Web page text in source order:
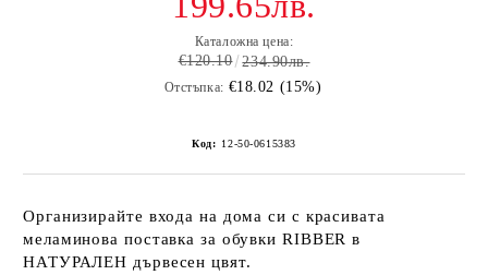
Каталожна цена:
€120.10 234.90лв.
Отстъпка: €18.02 (15%)
Код: 12-50-0615383
Организирайте входа на дома си с красивата
меламинова поставка за обувки RIBBER в
НАТУРАЛЕН дървесен цвят.